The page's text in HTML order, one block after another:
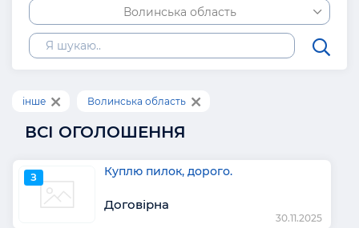
Волинська область
інше Волинська область
ВСІ ОГОЛОШЕННЯ
З Куплю пилок, дорого.
Договірна
30.11.2025